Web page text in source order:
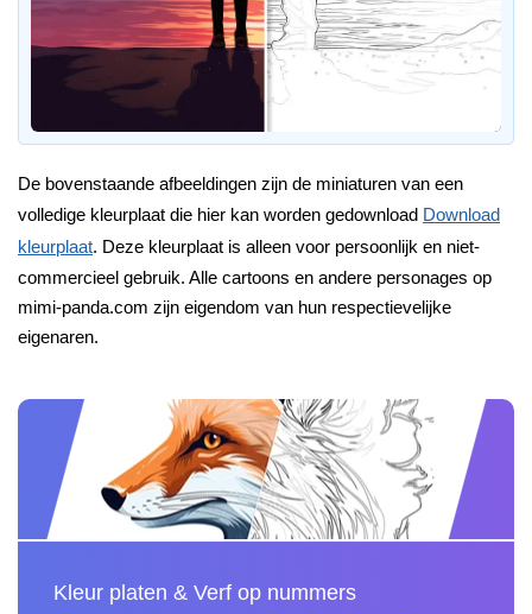
De bovenstaande afbeeldingen zijn de miniaturen van een
volledige kleurplaat die hier kan worden gedownload Download
kleurplaat. Deze kleurplaat is alleen voor persoonlijk en niet-
commercieel gebruik. Alle cartoons en andere personages op
mimi-panda.com zijn eigendom van hun respectievelijke
eigenaren.
Kleur platen & Verf op nummers